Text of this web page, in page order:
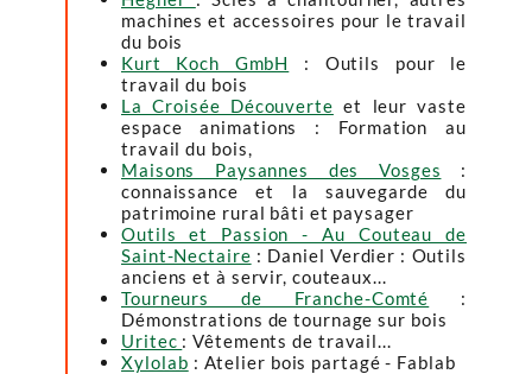
machines et accessoires pour le travail
du bois
Kurt Koch GmbH
: Outils pour le
travail du bois
La Croisée Découverte et leur vaste
espace animations : Formation au
travail du bois,
Maisons Paysannes des Vosges :
connaissance et la sauvegarde du
patrimoine rural bâti et paysager
Outils et Passion - Au Couteau de
Saint-Nectaire : Daniel Verdier : Outils
anciens et à servir, couteaux...
Tourneurs de Franche-Comté :
Démonstrations de tournage sur bois
Uritec : Vêtements de travail...
Xylolab : Atelier bois partagé - Fablab